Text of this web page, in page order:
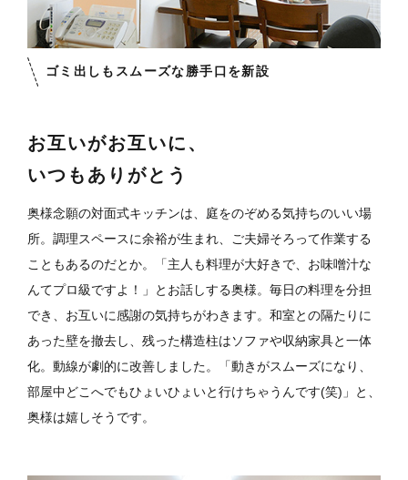
お互いがお互いに、
いつもありがとう
奥様念願の対面式キッチンは、庭をのぞめる気持ちのいい場
所。調理スペースに余裕が生まれ、ご夫婦そろって作業する
こともあるのだとか。「主人も料理が大好きで、お味噌汁な
んてプロ級ですよ！」とお話しする奥様。毎日の料理を分担
でき、お互いに感謝の気持ちがわきます。 和室との隔たりに
あった壁を撤去し、残った構造柱はソファや収納家具と一体
化。動線が劇的に改善しました。「動きがスムーズになり、
部屋中どこへでもひょいひょいと行けちゃうんです(笑)」と、
奥様は嬉しそうです。
ゴミ出しもスムーズな勝手口を新設